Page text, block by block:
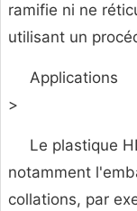
ramifie ni ne
utilisant un
Applications
>
Le plastique
notamment
collations, par